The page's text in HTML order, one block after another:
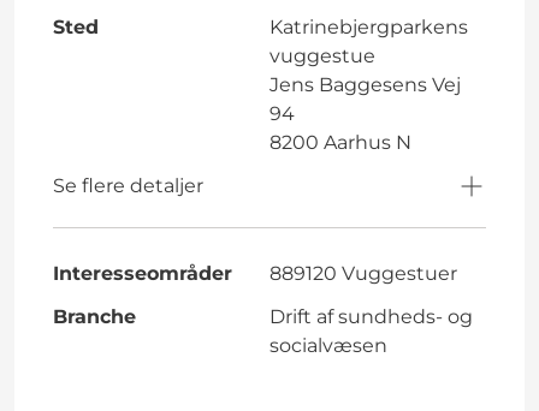
Sted
Katrinebjergparkens
vuggestue
Jens Baggesens Vej
94
8200 Aarhus N
Se flere detaljer
Interesseområder
889120 Vuggestuer
Branche
Drift af sundheds- og
socialvæsen